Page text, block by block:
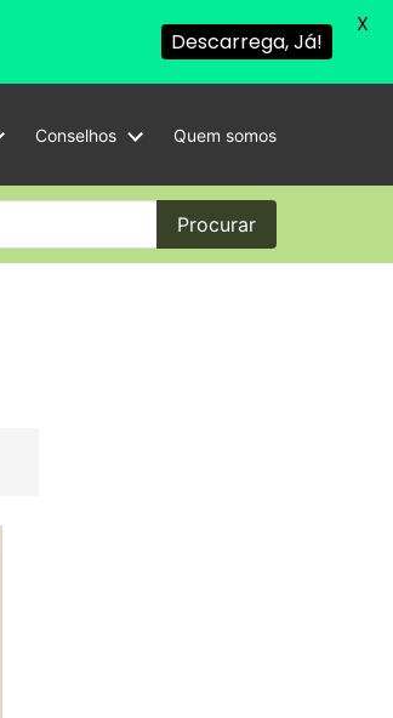
Conselhos Quem somos
Procurar
Descarrega, Já!
X